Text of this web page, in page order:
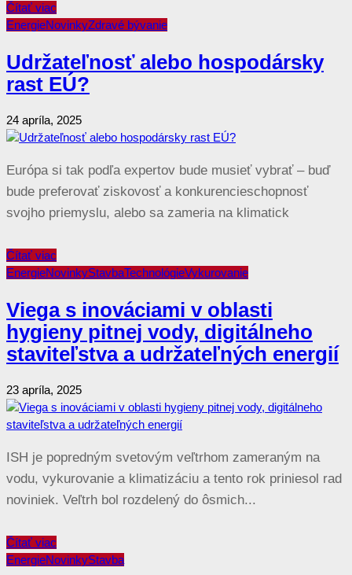
Čítať viac
EnergieNovinkyZdravé bývanie
Udržateľnosť alebo hospodársky
rast EÚ?
24 apríla, 2025
Európa si tak podľa expertov bude musieť vybrať – buď
bude preferovať ziskovosť a konkurencieschopnosť
svojho priemyslu, alebo sa zameria na klimatick
Čítať viac
EnergieNovinkyStavbaTechnológieVykurovanie
Viega s inováciami v oblasti
hygieny pitnej vody, digitálneho
staviteľstva a udržateľných energií
23 apríla, 2025
ISH je popredným svetovým veľtrhom zameraným na
vodu, vykurovanie a klimatizáciu a tento rok priniesol rad
noviniek. Veľtrh bol rozdelený do ôsmich...
Čítať viac
EnergieNovinkyStavba